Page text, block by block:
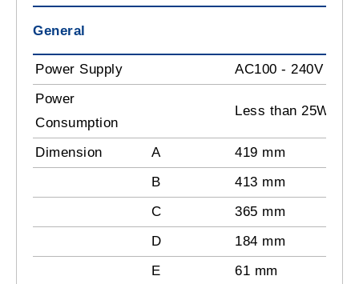
General
Power Supply
AC100 - 240V
Power
Consumption
Less than 25W
Dimension A
419 mm
B
413 mm
C
365 mm
D
184 mm
E
61 mm